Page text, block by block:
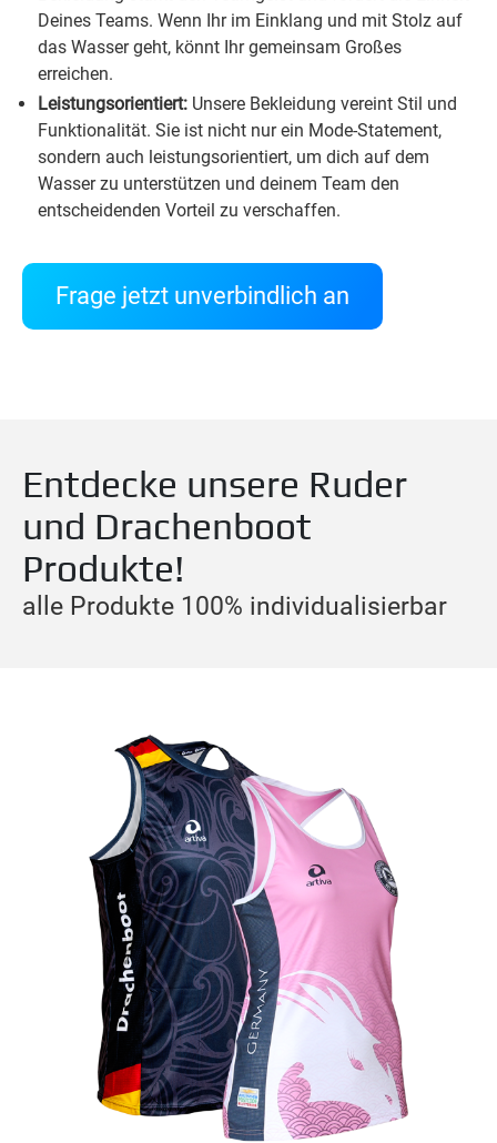
Deines Teams. Wenn Ihr im Einklang und mit Stolz auf
das Wasser geht, könnt Ihr gemeinsam Großes
erreichen.
Leistungsorientiert: Unsere Bekleidung vereint Stil und
Funktionalität. Sie ist nicht nur ein Mode-Statement,
sondern auch leistungsorientiert, um dich auf dem
Wasser zu unterstützen und deinem Team den
entscheidenden Vorteil zu verschaffen.
Frage jetzt unverbindlich an
Entdecke unsere Ruder
und Drachenboot
Produkte!
alle Produkte 100% individualisierbar